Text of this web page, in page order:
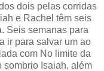
dois pelas corridas
e Rachel têm seis
Seis semanas para
ir para salvar um ao
com No limite da
sombrio Isaiah, além